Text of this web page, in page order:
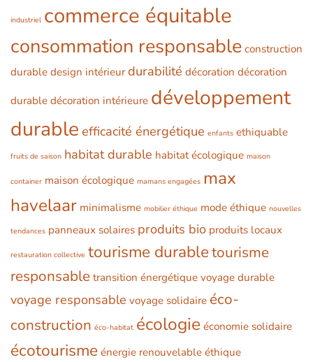
industriel commerce équitable
consommation responsable construction
durable design intérieur durabilité décoration décoration
durable décoration intérieure développement
durable efficacité énergétique enfants ethiquable
fruits de saison habitat durable habitat écologique maison
container maison écologique mamans engagées max
havelaar minimalisme mobilier éthique mode éthique nouvelles
tendances panneaux solaires produits bio produits locaux
restauration collective tourisme durabletourisme
responsable transition énergétique voyage durable
voyage responsable voyage solidaire éco-
construction éco-habitat écologie économie solidaire
écotourisme énergie renouvelable éthique